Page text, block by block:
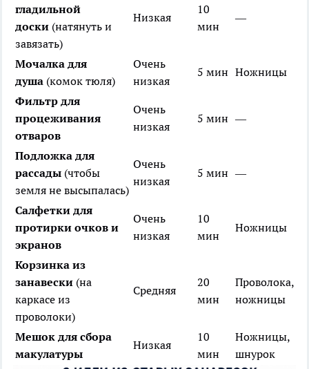
гладильной
доски (натянуть и
завязать)
Низкая
10
мин
—
Мочалка для
душа (комок тюля)
Очень
низкая
5 мин Ножницы
Фильтр для
процеживания
отваров
Очень
низкая
5 мин —
Подложка для
рассады (чтобы
земля не высыпалась)
Очень
низкая
5 мин —
Салфетки для
протирки очков и
экранов
Очень
низкая
10
мин
Ножницы
Корзинка из
занавески (на
каркасе из
проволоки)
Средняя
20
мин
Проволока,
ножницы
Мешок для сбора
макулатуры
Низкая
10
мин
Ножницы,
шнурок